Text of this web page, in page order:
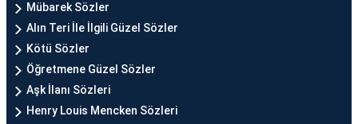
Mübarek Sözler
Alın Teri İle İlgili Güzel Sözler
Kötü Sözler
Öğretmene Güzel Sözler
Aşk İlanı Sözleri
Henry Louis Mencken Sözleri